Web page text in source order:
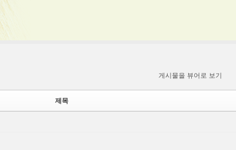
게시물을 뷰어로 보기
제목